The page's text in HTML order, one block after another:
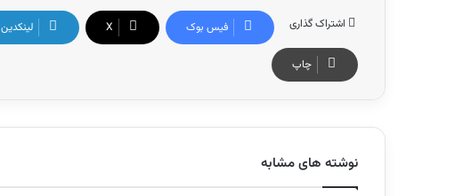
اشتراک گذاری فیس بوک X لینکدین
چاپ
نوشته های مشابه